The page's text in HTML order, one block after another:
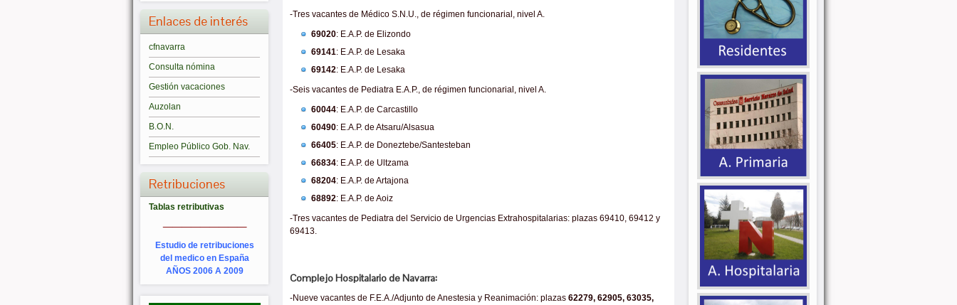
Enlaces de interés
cfnavarra
Consulta nómina
Gestión vacaciones
Auzolan
B.O.N.
Empleo Público Gob. Nav.
Retribuciones
Tablas retributivas
Estudio de retribuciones
del medico en España
AÑOS 2006 A 2009
-Tres vacantes de Médico S.N.U., de régimen funcionarial, nivel A.
69020: E.A.P. de Elizondo
69141: E.A.P. de Lesaka
69142: E.A.P. de Lesaka
-Seis vacantes de Pediatra E.A.P., de régimen funcionarial, nivel A.
60044: E.A.P. de Carcastillo
60490: E.A.P. de Atsaru/Alsasua
66405: E.A.P. de Doneztebe/Santesteban
66834: E.A.P. de Ultzama
68204: E.A.P. de Artajona
68892: E.A.P. de Aoiz
-Tres vacantes de Pediatra del Servicio de Urgencias Extrahospitalarias: plazas 69410, 69412 y
69413.
Complejo Hospitalario de Navarra:
-Nueve vacantes de F.E.A./Adjunto de Anestesia y Reanimación: plazas 62279, 62905, 63035,